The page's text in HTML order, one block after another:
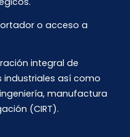
o acceso a
integral de
industriales así como
manufactura
(CIRT).